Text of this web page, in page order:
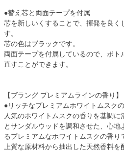
●替え芯と両面テープを付属
芯を新しいくすることで、揮発を良く
す。
芯の色はブラックです。
両面テープを付属しているので、ボト
直すことができます。
【ブラング プレミアムラインの香り】
●リッチなプレミアムホワイトムスク
人気のホワイトムスクの香りを基調
とサンダルウッドを調和させた、心
るプレミアムなホワイトムスクの香り
上質な原材料から抽出した天然香料を